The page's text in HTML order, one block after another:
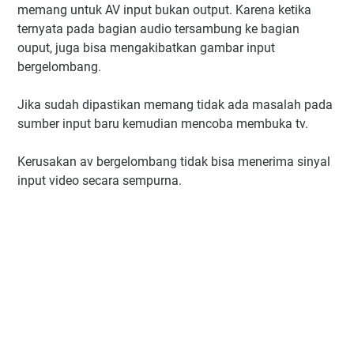
memang untuk AV input bukan output. Karena ketika
ternyata pada bagian audio tersambung ke bagian
ouput, juga bisa mengakibatkan gambar input
bergelombang.
Jika sudah dipastikan memang tidak ada masalah pada
sumber input baru kemudian mencoba membuka tv.
Kerusakan av bergelombang tidak bisa menerima sinyal
input video secara sempurna.